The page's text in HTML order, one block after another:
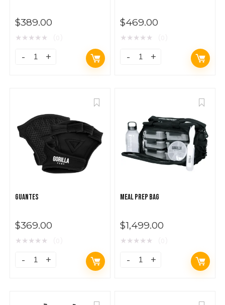
$389.00
★★★★★
$469.00
★★★★★
GUANTES
$369.00
★★★★★
MEAL PREP BAG
$1,499.00
★★★★★